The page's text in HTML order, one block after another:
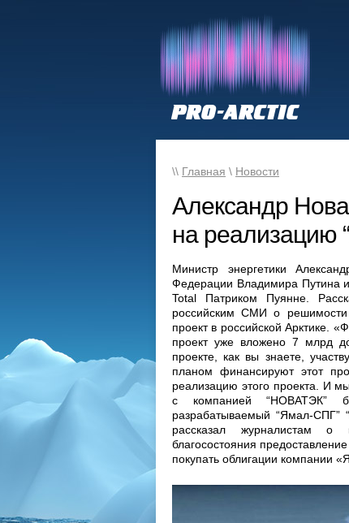
\\ Главная \ Новости
Александр
на реализацию
Министр энергетики
Федерации Владимира Путина и
Total Патриком Пуянне.
российским СМИ о решимости
проект в российской Арктике.
проект уже вложено 7 млрд
проекте, как вы знаете,
планом финансируют этот
реализацию этого проекта. И
с компанией “НОВАТЭК”
разрабатываемый “Ямал-СПГ”
рассказал журналистам о
благосостояния
покупать облигации компании